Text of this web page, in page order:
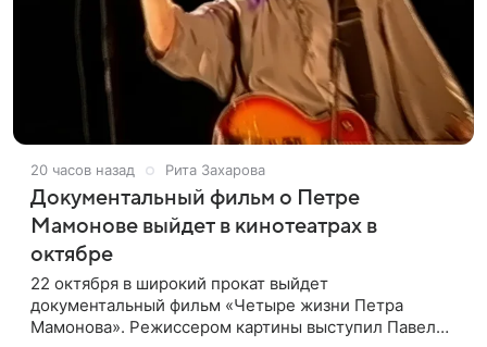
20 часов назад Рита Захарова
Документальный фильм о Петре
Мамонове выйдет в кинотеатрах в
октябре
22 октября в широкий прокат выйдет
документальный фильм «Четыре жизни Петра
Мамонова». Режиссером картины выступил Павел